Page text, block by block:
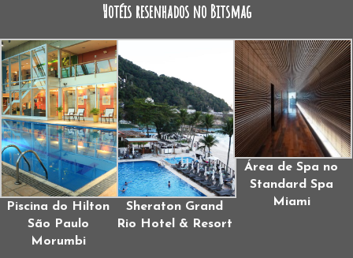
Hotéis resenhados no Bitsmag
Piscina do Hilton
São Paulo
Morumbi
Sheraton Grand
Rio Hotel & Resort
Área de Spa no
Standard Spa
Miami